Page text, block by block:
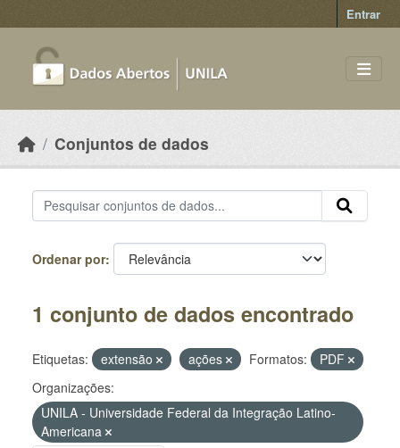
Entrar
Conjuntos de dados
Ordenar por
1 conjunto de dados encontrado
Etiquetas: extensão ações Formatos:
PDF
Organizações:
UNILA - Universidade Federal da Integração Latino-
Americana